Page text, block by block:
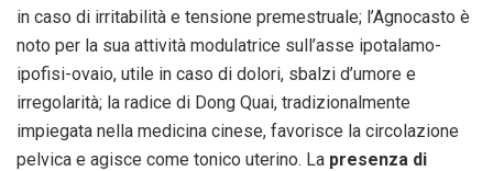
in caso di irritabilità e tensione premestruale; l’Agnocasto è
noto per la sua attività modulatrice sull’asse ipotalamo-
ipofisi-ovaio, utile in caso di dolori, sbalzi d’umore e
irregolarità; la radice di Dong Quai, tradizionalmente
impiegata nella medicina cinese, favorisce la circolazione
pelvica e agisce come tonico uterino. La presenza di